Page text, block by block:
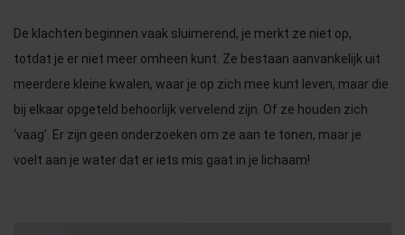
De klachten beginnen vaak sluimerend, je merkt ze niet op,
totdat je er niet meer omheen kunt. Ze bestaan aanvankelijk uit
meerdere kleine kwalen, waar je op zich mee kunt leven, maar die
bij elkaar opgeteld behoorlijk vervelend zijn. Of ze houden zich
‘vaag’. Er zijn geen onderzoeken om ze aan te tonen, maar je
voelt aan je water dat er iets mis gaat in je lichaam!